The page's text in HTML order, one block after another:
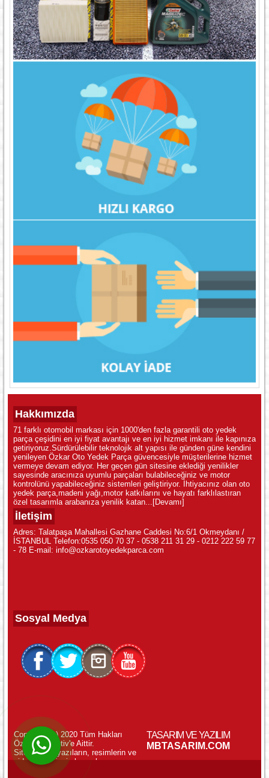
WhatsApp ile Online Destek!
Hakkımızda
71 farklı otomobil markası için 1000'den fazla garantili oto yedek
parça çeşidini en iyi fiyat avantajı ve en iyi hizmet imkanı ile kapınıza
getiriyoruz.Sürdürülebilir teknolojik alt yapısı ile günden güne kendini
yenileyen Özkar Oto Yedek Parça güvencesiyle müşterilerine hizmet
vermeye devam ediyor. Her geçen gün sitesine eklediği yenilikler
sayesinde aracınıza uyumlu parçaları bulabileceğiniz ve motor
kontrolünü yapabileceğiniz sistemleri geliştiriyor. İhtiyacınız olan oto
yedek parça,madeni yağı,motor katkılarını ve hayatı farklılastıran
özel tasarımla arabanıza yenilik katan... [Devamı]
İletişim
Adres: Talatpaşa Mahallesi Gazhane Caddesi No:6/1 Okmeydanı /
İSTANBUL Telefon:0535 050 70 37 - 0538 211 31 29 - 0212 222 59 77
- 78 E-mail: info@ozkarotoyedekparca.com
Sosyal Medya
Copyright (c) 2020 Tüm Hakları
Özkar Otomotiv'e Aittir.
Sitemizdeki yazıların, resimlerin ve
videoların izinsiz kopyalanması
yasaktır.
TASARIM VE YAZILIM
MBTASARIM.COM